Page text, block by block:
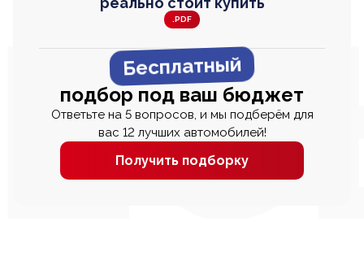
.PDF
Бесплатный
подбор под ваш бюджет
Ответьте на 5 вопросов, и мы подберём для
вас 12 лучших автомобилей!
Получить подборку